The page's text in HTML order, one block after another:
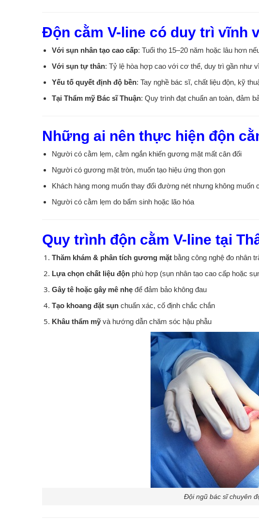
Độn cằm V-line có duy trì vĩnh
Với sụn nhân tạo cao cấp: Tuổi thọ 15–20 năm hoặc lâu hơn
Với sụn tự thân: Tỷ lệ hòa hợp cao với cơ thể, duy trì gần như
Yếu tố quyết định độ bền: Tay nghề bác sĩ, chất liệu độn, kỹ
Tại Thẩm mỹ Bác sĩ Thuận: Quy trình đạt chuẩn an toàn, đảm
Những ai nên thực hiện độn
Người có cằm lẹm, cằm ngắn khiến gương mặt mất cân đối
Người có gương mặt tròn, muốn tạo hiệu ứng thon gọn
Khách hàng mong muốn thay đổi đường nét nhưng không muốn
Người có cằm lẹm do bẩm sinh hoặc lão hóa
Quy trình độn cằm V-line tại
Thăm khám & phân tích gương mặt bằng công nghệ đo nhân
Lựa chọn chất liệu độn phù hợp (sụn nhân tạo cao cấp hoặc
Gây tê hoặc gây mê nhẹ để đảm bảo không đau
Tạo khoang đặt sụn chuẩn xác, cố định chắc chắn
Khâu thẩm mỹ và hướng dẫn chăm sóc hậu phẫu
Đội ngũ bác sĩ chuyên